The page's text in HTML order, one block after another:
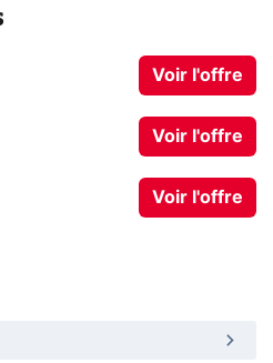
Voir l'offre
Voir l'offre
Voir l'offre